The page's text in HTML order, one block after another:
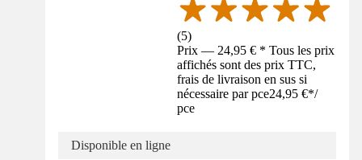
(5)
Prix — 24,95 € * Tous les prix
affichés sont des prix TTC,
frais de livraison en sus si
nécessaire par pce24,95 €*/
pce
Disponible en ligne